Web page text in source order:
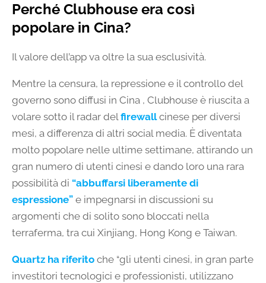
Perché Clubhouse era così
popolare in Cina?
Il valore dell’app va oltre la sua esclusività.
Mentre la censura, la repressione e il controllo del
governo sono diffusi in Cina , Clubhouse è riuscita a
volare sotto il radar delfirewallcinese per diversi
mesi, a differenza di altri social media. È diventata
molto popolare nelle ultime settimane, attirando un
gran numero di utenti cinesi e dando loro una rara
possibilità di “abbuffarsi liberamente di
espressione” e impegnarsi in discussioni su
argomenti che di solito sono bloccati nella
terraferma, tra cui Xinjiang, Hong Kong e Taiwan.
Quartz ha riferito che “gli utenti cinesi, in gran parte
investitori tecnologici e professionisti, utilizzano